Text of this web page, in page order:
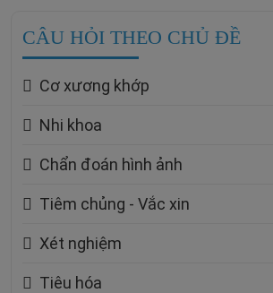
CÂU HỎI THEO CHỦ ĐỀ
Cơ xương khớp
Nhi khoa
Chẩn đoán hình ảnh
Tiêm chủng - Vắc xin
Xét nghiệm
Tiêu hóa